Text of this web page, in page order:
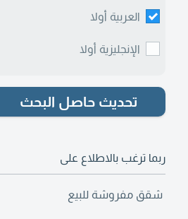
العربية أولا
الإنجليزية أولا
تحديث حاصل البحث
ربما ترغب بالاطلاع على
شقق مفروشة للبيع